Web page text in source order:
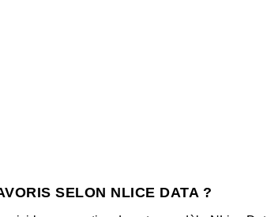
SELON NLICE DATA ?